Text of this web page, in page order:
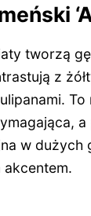
tworzą
z
To
w dużych
akcentem.